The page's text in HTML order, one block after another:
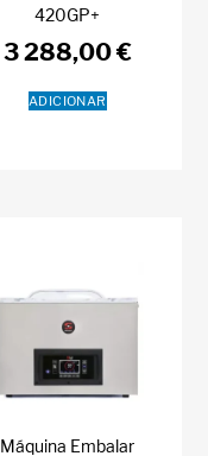
420GP+
3 288,00€
ADICIONAR
Máquina Embalar